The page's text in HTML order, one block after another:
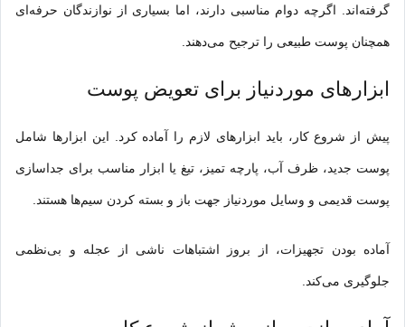
گرفته‌اند. اگرچه دوام مناسبی دارند، اما بسیاری از نوازندگان حرفه‌ای
همچنان پوست طبیعی را ترجیح می‌دهند.
ابزارهای موردنیاز برای تعویض پوست
پیش از شروع کار، باید ابزارهای لازم را آماده کرد. این ابزارها شامل
پوست جدید، ظرف آب، پارچه تمیز، تیغ یا ابزار مناسب برای جداسازی
پوست قدیمی و وسایل موردنیاز جهت باز و بسته کردن سیم‌ها هستند.
آماده بودن تجهیزات، از بروز اشتباهات ناشی از عجله و بی‌نظمی
جلوگیری می‌کند.